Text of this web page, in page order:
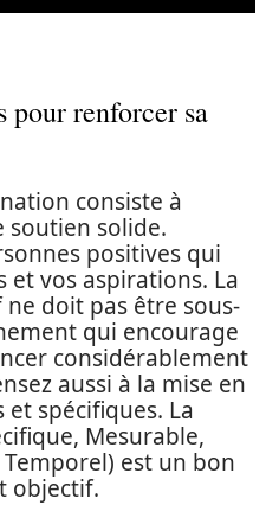
pour renforcer sa
consiste à
soutien solide.
positives qui
vos aspirations. La
doit pas être sous-
qui encourage
considérablement
aussi à la mise en
et spécifiques. La
Mesurable,
est un bon
objectif.